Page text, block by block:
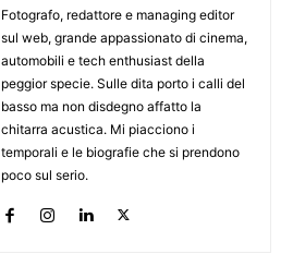
Fotografo, redattore e managing editor
sul web, grande appassionato di cinema,
automobili e tech enthusiast della
peggior specie. Sulle dita porto i calli del
basso ma non disdegno affatto la
chitarra acustica. Mi piacciono i
temporali e le biografie che si prendono
poco sul serio.